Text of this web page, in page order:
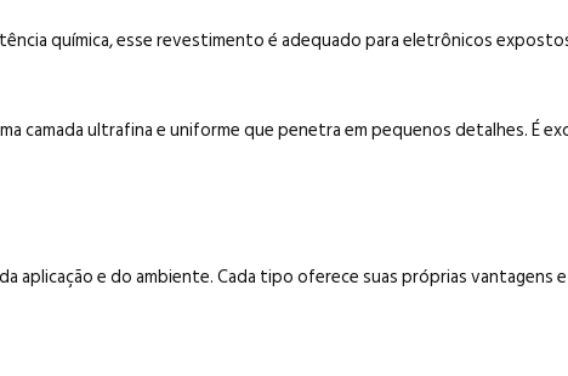
química, esse revestimento é adequado para eletrônicos
camada ultrafina e uniforme que penetra em pequenos detalhes. É
aplicação e do ambiente. Cada tipo oferece suas próprias